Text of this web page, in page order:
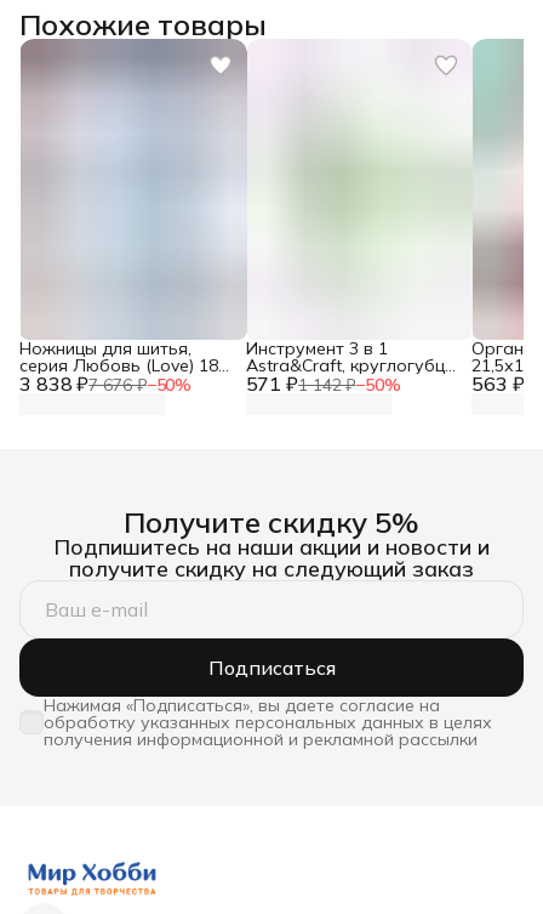
Похожие товары
3 838 ₽7 676 ₽−50%
Ножницы для шитья,
серия Любовь (Love) 18
см, Prym, 610540 571 ₽1 142 ₽−50%
Инструмент 3 в 1
Astra&Craft, круглогубцы,
плоскогубцы, бокорезы, 563 ₽
Получите скидку 5%
Подпишитесь на наши акции и новости и
получите скидку на следующий заказ
Подписаться
Нажимая «Подписаться», вы даете согласие на
обработку указанных персональных данных в целях
получения информационной и рекламной рассылки